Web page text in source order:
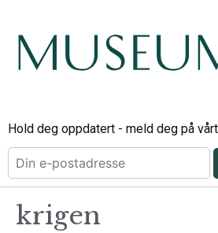
Hold deg oppdatert - meld deg på
krigen